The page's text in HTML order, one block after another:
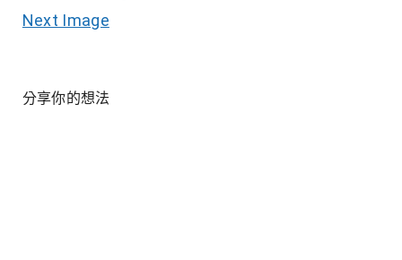
Next Image
分享你的想法